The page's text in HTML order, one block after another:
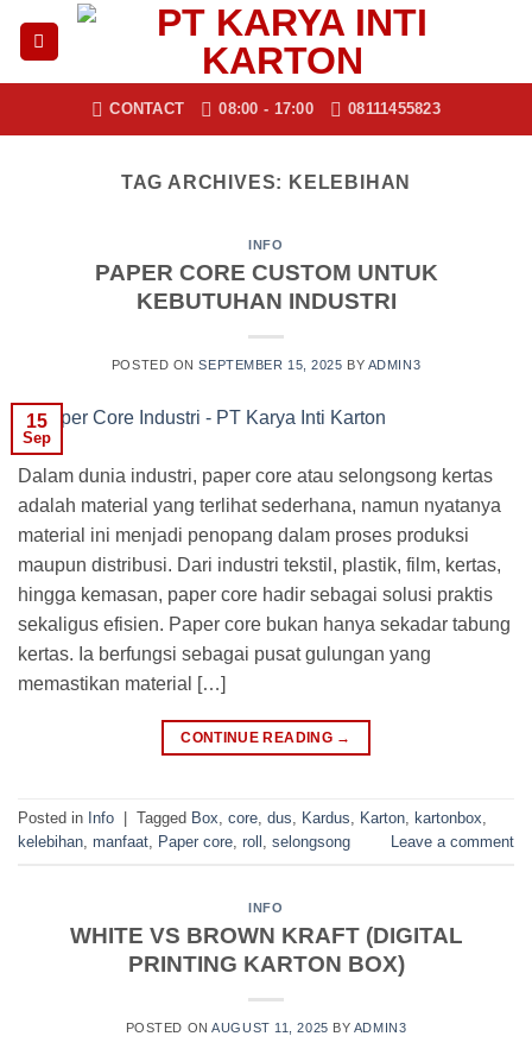
CONTACT 08:00 - 17:00 08111455823
TAG ARCHIVES: KELEBIHAN
INFO
PAPER CORE CUSTOM UNTUK
KEBUTUHAN INDUSTRI
POSTED ONSEPTEMBER 15, 2025 BY ADMIN3
15
Sep
Dalam dunia industri, paper core atau selongsong kertas
adalah material yang terlihat sederhana, namun nyatanya
material ini menjadi penopang dalam proses produksi
maupun distribusi. Dari industri tekstil, plastik, film, kertas,
hingga kemasan, paper core hadir sebagai solusi praktis
sekaligus efisien. Paper core bukan hanya sekadar tabung
kertas. Ia berfungsi sebagai pusat gulungan yang
memastikan material […]
CONTINUE READING →
Posted in Info Tagged Box, core, dus, Kardus, Karton, kartonbox,
kelebihan, manfaat, Paper core, roll , selongsong Leave a comment
INFO
WHITE VS BROWN KRAFT (DIGITAL
PRINTING KARTON BOX)
POSTED ONAUGUST 11, 2025 BY ADMIN3